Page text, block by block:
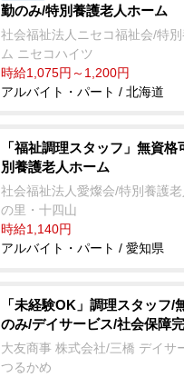
勤のみ/特別養護老人ホーム
社会福祉法人ニセコ福祉会/特
ム ニセコハイツ
時給1,075円～1,200円
アルバイト・パート / 北海道
「福祉調理スタッフ」無資
別養護老人ホーム
社会福祉法人愛燦会/特別養護
の里・十四山
時給1,140円
アルバイト・パート / 愛知県
「未経験OK」調理スタッフ/
のみ/デイサービス/社会保障
大友商事 株式会社/三橋 デイサ
つるかめ